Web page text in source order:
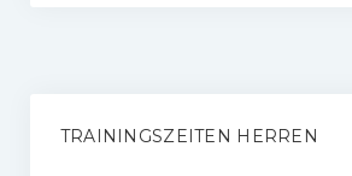
TRAININGSZEITEN HERREN